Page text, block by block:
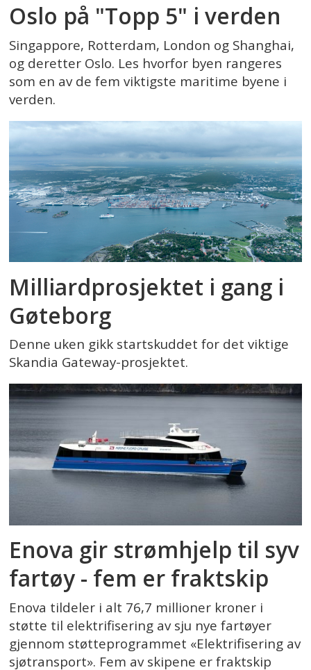
Oslo på "Topp 5" i verden
Singappore, Rotterdam, London og Shanghai,
og deretter Oslo. Les hvorfor byen rangeres
som en av de fem viktigste maritime byene i
verden.
Milliardprosjektet i gang i
Gøteborg
Denne uken gikk startskuddet for det viktige
Skandia Gateway-prosjektet.
Enova gir strømhjelp til syv
fartøy - fem er fraktskip
Enova tildeler i alt 76,7 millioner kroner i
støtte til elektrifisering av sju nye fartøyer
gjennom støtteprogrammet «Elektrifisering av
sjøtransport». Fem av skipene er fraktskip